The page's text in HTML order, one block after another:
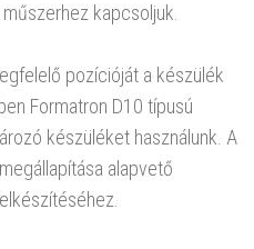
kapcsoljuk.
pozícióját a készülék
Formatron D10 típusú
készüléket használunk. A
alapvető